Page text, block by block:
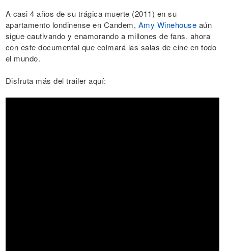
A casi 4 años de su trágica muerte (2011) en su
apartamento londinense en Candem, Amy Winehouse aún
sigue cautivando y enamorando a millones de fans, ahora
con este documental que colmará las salas de cine en todo
el mundo.
Disfruta más del trailer aquí: